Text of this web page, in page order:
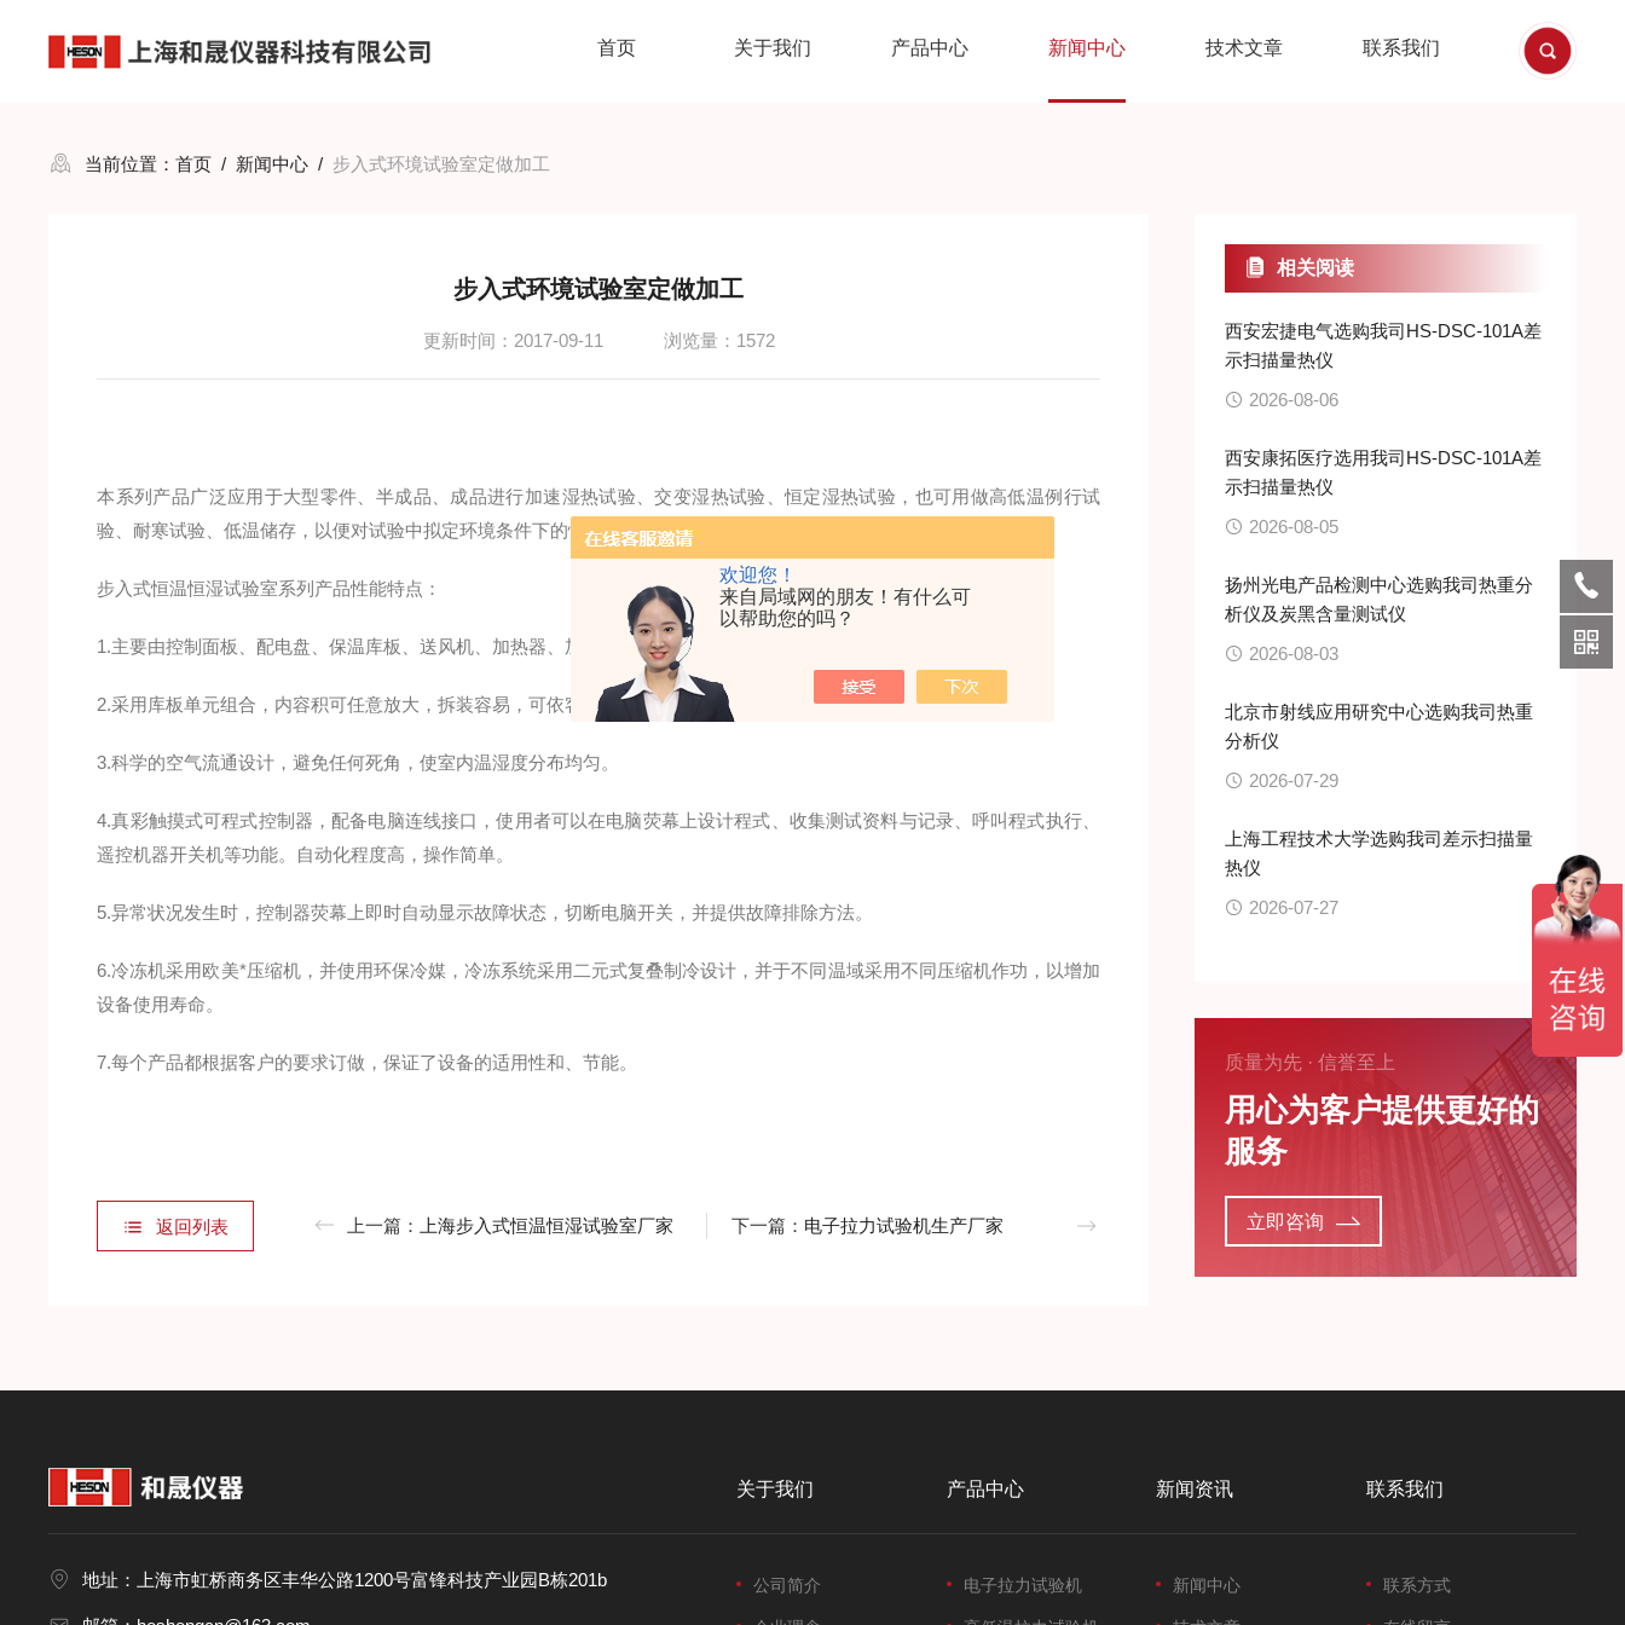
欢迎您！
来自局域网的朋友！有什么可
以帮助您的吗？
首页 关于我们 产品中心 新闻中心 技术文章 联系我们
当前位置：首页 / 新闻中心 / 步入式环境试验室定做加工
步入式环境试验室定做加工
更新时间：2017-09-11 浏览量：1572
本系列产品广泛应用于大型零件、半成品、成品进行加速湿热试验、交变湿热试验、恒定湿热试验，也可用做高低温例行试
验、耐寒试验、低温储存，以便对试验中拟定环境条件下的性能、行为作出分析及评价。
步入式恒温恒湿试验室系列产品性能特点：
1.主要由控制面板、配电盘、保温库板、送风机、加热器、加湿器、冷冻机等组合而成。
2.采用库板单元组合，内容积可任意放大，拆装容易，可依客户需要尺寸设计，并配合顾客扩厂时的迁移。
3.科学的空气流通设计，避免任何死角，使室内温湿度分布均匀。
4.真彩触摸式可程式控制器，配备电脑连线接口，使用者可以在电脑荧幕上设计程式、收集测试资料与记录、呼叫程式执行、
遥控机器开关机等功能。自动化程度高，操作简单。
5.异常状况发生时，控制器荧幕上即时自动显示故障状态，切断电脑开关，并提供故障排除方法。
6.冷冻机采用欧美*压缩机，并使用环保冷媒，冷冻系统采用二元式复叠制冷设计，并于不同温域采用不同压缩机作功，以增加
设备使用寿命。
7.每个产品都根据客户的要求订做，保证了设备的适用性和、节能。
返回列表 上一篇： 上海步入式恒温恒湿试验室厂家 下一篇： 电子拉力试验机生产厂家
相关阅读
西安宏捷电气选购我司HS-DSC-101A差
示扫描量热仪
2026-08-06
西安康拓医疗选用我司HS-DSC-101A差
示扫描量热仪
2026-08-05
扬州光电产品检测中心选购我司热重分
析仪及炭黑含量测试仪
2026-08-03
北京市射线应用研究中心选购我司热重
分析仪
2026-07-29
上海工程技术大学选购我司差示扫描量
热仪
2026-07-27
质量为先 · 信誉至上
用心为客户提供更好的
服务
立即咨询
地址：上海市虹桥商务区丰华公路1200号富锋科技产业园B栋201b
关于我们
公司简介
产品中心
电子拉力试验机
新闻资讯
新闻中心
联系我们
联系方式